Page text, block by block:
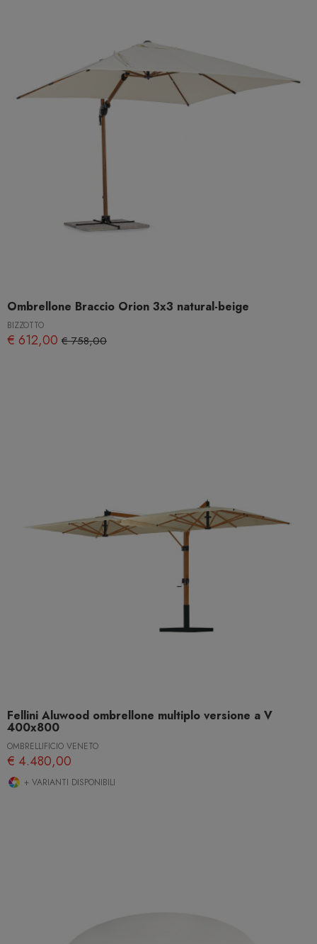
Ombrellone Braccio Orion 3x3 natural-beige
BIZZOTTO
€ 612,00 € 758,00
Fellini Aluwood ombrellone multiplo versione a V
400x800
OMBRELLIFICIO VENETO
€ 4.480,00
+ VARIANTI DISPONIBILI